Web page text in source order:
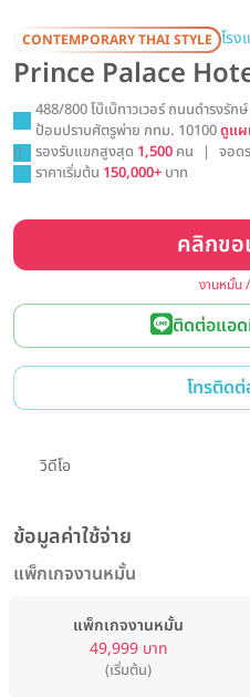
CONTEMPORARY THAI STYLE โรง
Prince Palace
488/800 โบ๊เบ๊ทาวเวอร์ ถนนดำรงรั
ป้อมปราบศัตรูพ่าย กทม. 10100ดูแ
รองรับแขกสูงสุด 1,500 คน | จอด
ราคาเริ่มต้น 150,000+ บาท
คลิกขอ
งานหมั้น
ติดต่อแอ
โทรติด
วิดีโอ
ข้อมูลค่าใช้จ่าย
แพ็กเกจงานหมั้น
แพ็กเกจงานหมั้น
49,999 บาท
(เริ่มต้น)